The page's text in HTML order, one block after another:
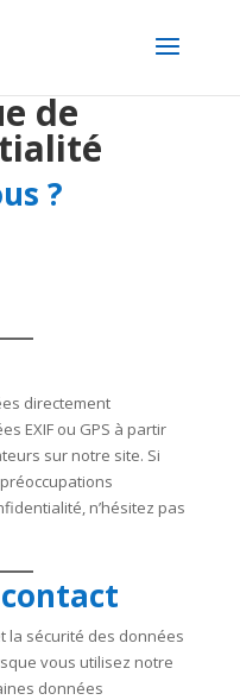
de
?
directement
EXIF ou GPS à partir
sur notre site. Si
n’hésitez pas
la sécurité des données
vous utilisez notre
données